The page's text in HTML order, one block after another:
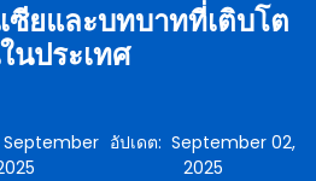
ซียและบทบาทที่เติบโต
นประเทศ
September อัปเดต:September 02,
2025